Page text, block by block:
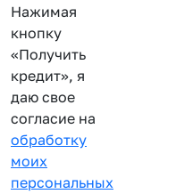
Нажимая
кнопку
«Получить
кредит», я
даю свое
согласие на
обработку
моих
персональных